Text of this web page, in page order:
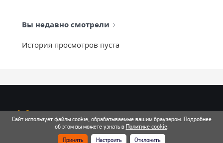
Вы недавно смотрели
История просмотров пуста
info@mixtcar.ru
Почта для связи
Сайт использует файлы cookie, обрабатываемые вашим браузером. Подробнее
об этом вы можете узнать в Политике cookie.
Принять
Настроить Отклонить